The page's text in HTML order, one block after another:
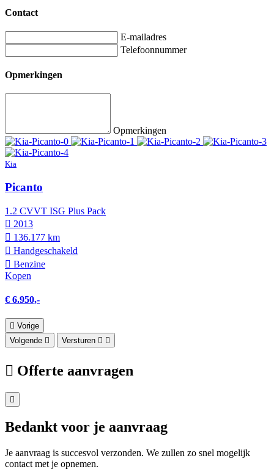
Contact
E-mailadres
Telefoonnummer
Opmerkingen
Opmerkingen
Kia
Picanto
1.2 CVVT ISG Plus Pack
2013
136.177 km
Hand­geschakeld
Benzine
Kopen
€ 6.950,-
Vorige
Volgende
Versturen
Offerte aanvragen
Bedankt voor je aanvraag
Je aanvraag is succesvol verzonden. We zullen zo snel mogelijk
contact met je opnemen.